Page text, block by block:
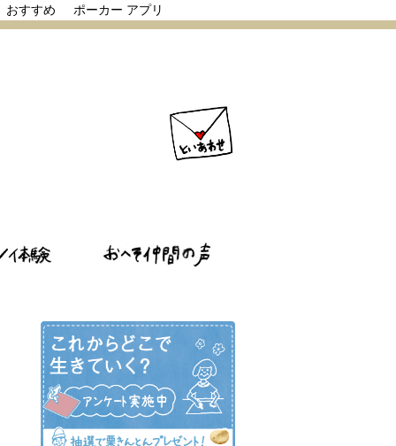
おすすめ ポーカー アプリ